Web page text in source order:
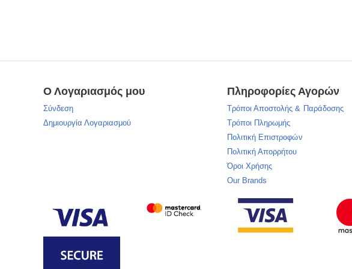
Ο Λογαριασμός μου
Σύνδεση
Δημιουργία Λογαριασμού
Πληροφορίες Αγορών
Τρόποι Αποστολής & Παράδοσης
Τρόποι Πληρωμής
Πολιτική Επιστροφών
Πολιτική Απορρήτου
Όροι Χρήσης
Our Brands